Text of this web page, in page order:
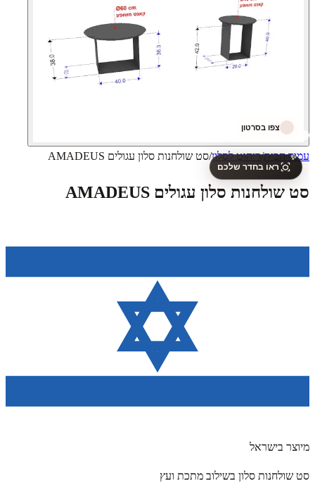
✨
ראו בחדר שלכם
צפו בסרטון
עמוד הבית/ריהוט לסלון/סט שולחנות סלון עגולים AMADEUS
סט שולחנות סלון עגולים AMADEUS
מיוצר בישראל
סט שולחנות סלון בשילוב מתכת ועץ